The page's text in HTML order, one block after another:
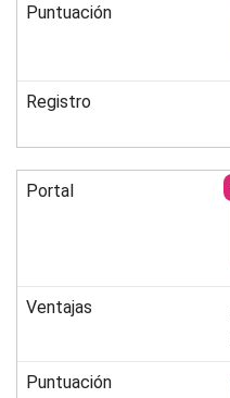
Puntuación
Registro
Portal
Ventajas
Puntuación